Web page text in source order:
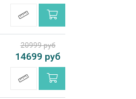
20999 руб
14699 руб